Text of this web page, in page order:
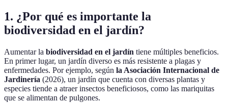
1. ¿Por qué es importante la
biodiversidad en el jardín?
Aumentar la biodiversidad en el jardín tiene múltiples beneficios.
En primer lugar, un jardín diverso es más resistente a plagas y
enfermedades. Por ejemplo, según la Asociación Internacional de
Jardinería (2026), un jardín que cuenta con diversas plantas y
especies tiende a atraer insectos beneficiosos, como las mariquitas
que se alimentan de pulgones.